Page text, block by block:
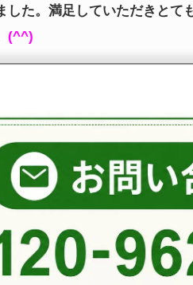
した。満足していただきとて
(^^)